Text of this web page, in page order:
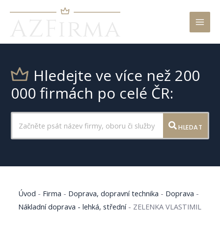
Hledejte ve více než 200
000 firmách po celé ČR:
HLEDAT
Úvod - Firma - Doprava, dopravní technika - Doprava -
Nákladní doprava - lehká, střední- ZELENKA VLASTIMIL